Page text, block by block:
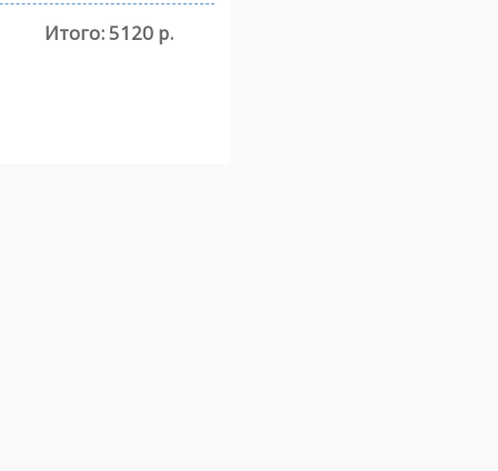
Итого:5120 р.